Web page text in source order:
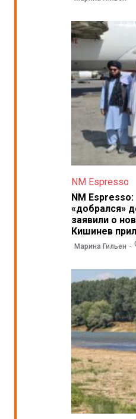
NM Espresso
NM
«добрался»
заявили о
Кишинев
Марина Гильен